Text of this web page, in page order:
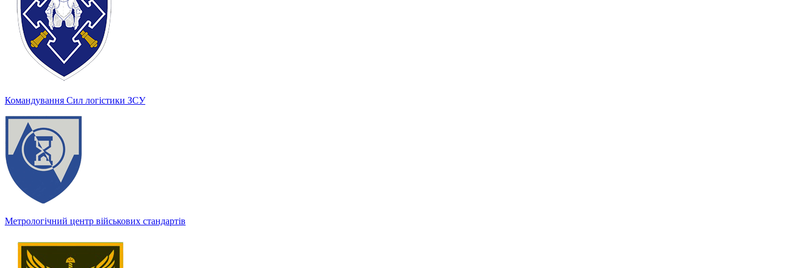
Командування Сил логістики ЗСУ
Метрологічний центр військових стандартів